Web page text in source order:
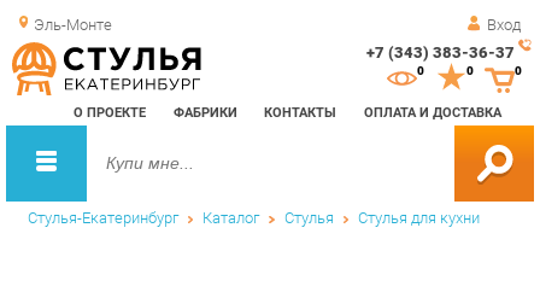
Эль-Монте Вход
+7 (343) 383-36-37
О ПРОЕКТЕ ФАБРИКИ КОНТАКТЫ ОПЛАТА И ДОСТАВКА
0 0
Стулья-Екатеринбург Каталог Стулья Стулья для кухни